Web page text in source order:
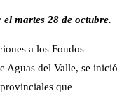
martes 28 de octubre.
a los Fondos
Aguas del Valle, se inició
que